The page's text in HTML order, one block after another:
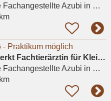
Fachangestellte Azubi in Moers
Praktikum möglich
Dr.med.vet.M. Merkt Fachtierärztin für Kleintiere
Fachangestellte Azubi in Mülheim an der Ruhr